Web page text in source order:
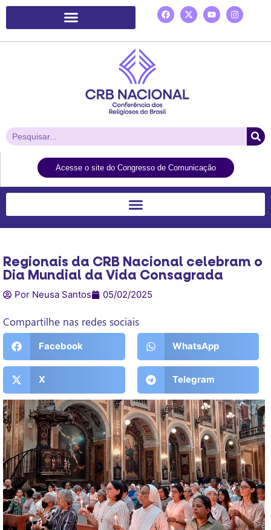
Acesse o site do Congresso de Comunicação
Regionais da CRB Nacional celebram o
Dia Mundial da Vida Consagrada
Por Neusa Santos 05/02/2025
Compartilhe nas redes sociais
Facebook WhatsApp
X Telegram